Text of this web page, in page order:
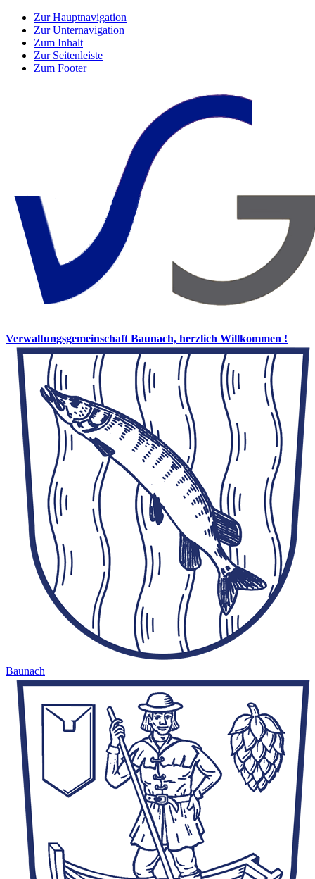
Zur Hauptnavigation
Zur Unternavigation
Zum Inhalt
Zur Seitenleiste
Zum Footer
Verwaltungsgemeinschaft Baunach, herzlich Willkommen !
Baunach